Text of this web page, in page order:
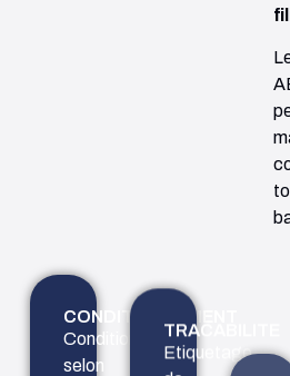
CONDITIONNEMENT
Conditionnement
selon
TRACABILITE
Etiquetage
de